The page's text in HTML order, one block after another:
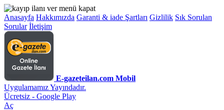
Anasayfa Hakkımızda Garanti & iade Şartları Gizlilik Sık Sorulan
Sorular İletişim
E-gazeteilan.com Mobil
Uygulamamız Yayındadır.
Ücretsiz - Google Play
Aç